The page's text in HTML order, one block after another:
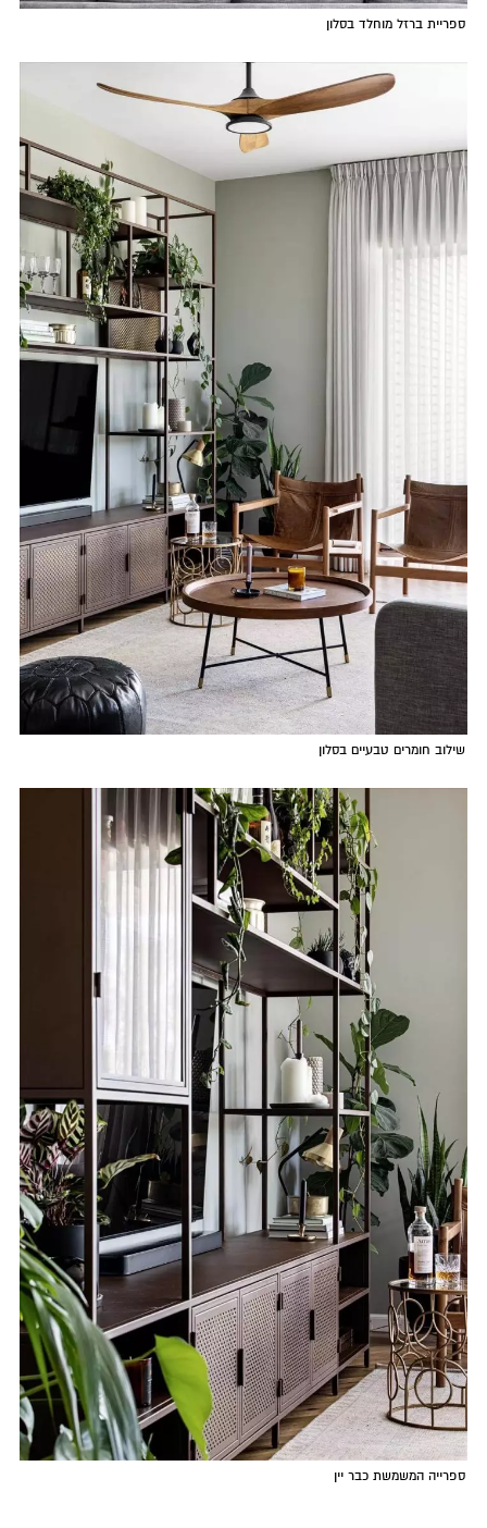
ספריית ברזל מוחלד בסלון
שילוב חומרים טבעיים בסלון
ספרייה המשמשת כבר יין